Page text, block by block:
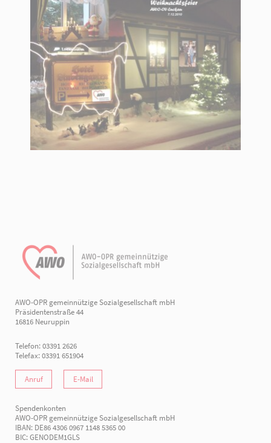
AWO-OPR gemeinnützige Sozialgesellschaft mbH
Präsidentenstraße 44
16816 Neuruppin
Telefon: 03391 2626
Telefax: 03391 651904
Anruf E-Mail
Spendenkonten
AWO-OPR gemeinnützige Sozialgesellschaft mbH
IBAN: DE86 4306 0967 1148 5365 00
BIC: GENODEM1GLS